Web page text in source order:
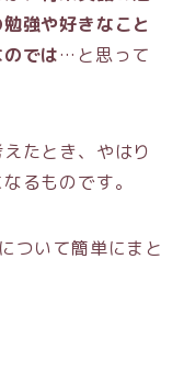
強や好きなこと
では…と思って
たとき、やはり
るものです。
ついて簡単にまと